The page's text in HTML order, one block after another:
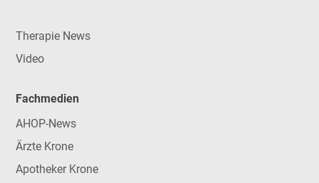
Therapie News
Video
Fachmedien
AHOP-News
Ärzte Krone
Apotheker Krone